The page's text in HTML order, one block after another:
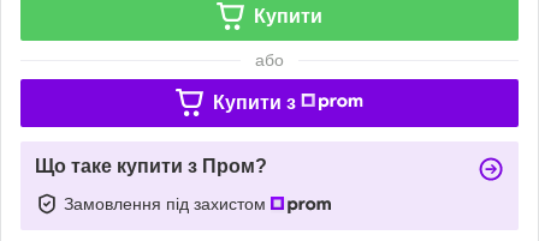
Купити
або
Купити з
Що таке купити з Пром?
Замовлення під захистом